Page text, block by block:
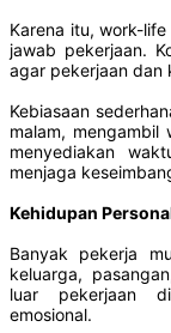
Karena itu, work-
jawab pekerjaan.
agar pekerjaan dan
Kebiasaan
malam,
menyediakan
menjaga
Kehidupan
Banyak pekerja
keluarga,
luar pekerjaan
emosional.